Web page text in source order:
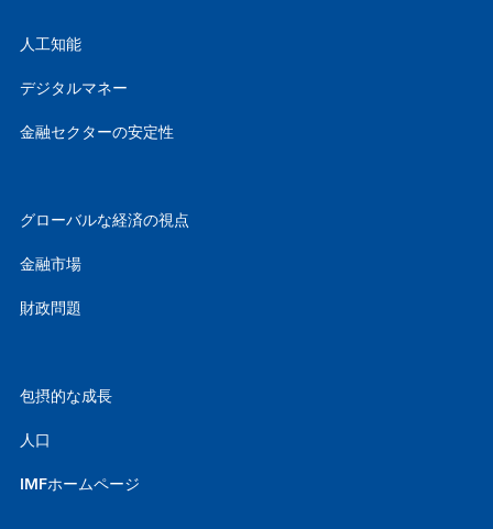
人工知能
デジタルマネー
金融セクターの安定性
グローバルな経済の視点
金融市場
財政問題
包摂的な成長
人口
IMFホームページ